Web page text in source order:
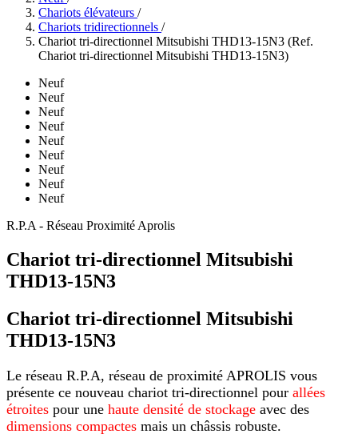
Chariots élévateurs /
Chariots tridirectionnels /
Chariot tri-directionnel Mitsubishi THD13-15N3 (Ref.
Chariot tri-directionnel Mitsubishi THD13-15N3)
Neuf
Neuf
Neuf
Neuf
Neuf
Neuf
Neuf
Neuf
Neuf
R.P.A - Réseau Proximité Aprolis
Chariot tri-directionnel Mitsubishi
THD13-15N3
Chariot tri-directionnel Mitsubishi
THD13-15N3
Le réseau R.P.A, réseau de proximité APROLIS vous
présente ce nouveau chariot tri-directionnel pour allées
étroites pour une haute densité de stockage avec des
dimensions compactes mais un châssis robuste.